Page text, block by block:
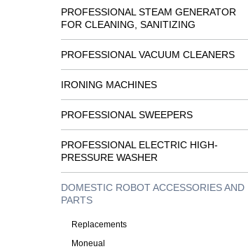
PROFESSIONAL STEAM GENERATOR
FOR CLEANING, SANITIZING
PROFESSIONAL VACUUM CLEANERS
IRONING MACHINES
PROFESSIONAL SWEEPERS
PROFESSIONAL ELECTRIC HIGH-
PRESSURE WASHER
DOMESTIC ROBOT ACCESSORIES AND
PARTS
Replacements
Moneual